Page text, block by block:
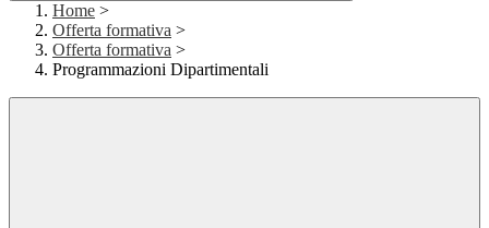
Home >
Offerta formativa >
Offerta formativa >
Programmazioni Dipartimentali